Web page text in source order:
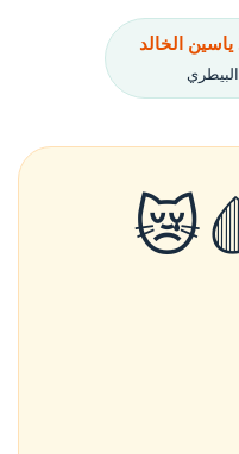
الخالد